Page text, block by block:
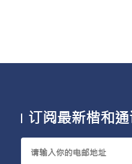
订阅最新楷和